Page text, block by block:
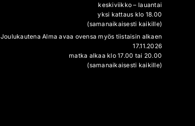
keskiviikko – lauantai
yksi kattaus klo 18.00
(samanaikaisesti kaikille)
Joulukautena Alma avaa ovensa myös tiistaisin alkaen
17.11.2026
matka alkaa klo 17.00 tai 20.00
(samanaikaisesti kaikille)